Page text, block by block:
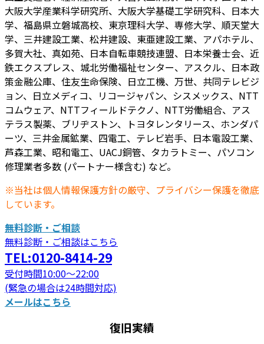
大阪大学産業科学研究所、大阪大学基礎工学研究科、日本大
学、福島県立磐城高校、東京理科大学、専修大学、順天堂大
学、三井建設工業、松井建設、東亜建設工業、アパホテル、
多賀大社、真如苑、日本自転車競技連盟、日本栄養士会、近
鉄エクスプレス、城北労働福祉センター、アスクル、日本政
策金融公庫、住友生命保険、日立工機、万世、共同テレビジ
ョン、日立メディコ、リコージャパン、シスメックス、NTT
コムウェア、NTTフィールドテクノ、NTT労働組合、アス
テラス製薬、ブリヂストン、トヨタレンタリース、ホンダパ
ーツ、三井金属鉱業、四電工、テレビ岩手、日本電設工業、
芦森工業、昭和電工、UACJ銅管、タカラトミー、パソコン
修理業者多数 (パートナー様含む) など。
※当社は個人情報保護方針の厳守、プライバシー保護を徹底
しています。
無料診断・ご相談
無料診断・ご相談はこちら
TEL:0120-8414-29
受付時間10:00～22:00
(緊急の場合は24時間対応)
メールはこちら
復旧実績